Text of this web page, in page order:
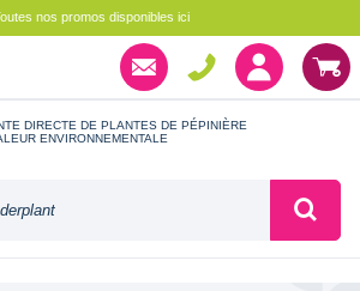
nos promos disponibles ici
DIRECTE DE PLANTES DE PÉPINIÈRE
ENVIRONNEMENTALE